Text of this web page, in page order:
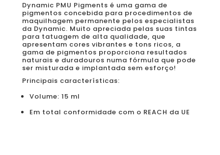
Dynamic PMU Pigments é uma gama de
pigmentos concebida para procedimentos de
maquilhagem permanente pelos especialistas
da Dynamic. Muito apreciada pelas suas tintas
para tatuagem de alta qualidade, que
apresentam cores vibrantes e tons ricos, a
gama de pigmentos proporciona resultados
naturais e duradouros numa fórmula que pode
ser misturada e implantada sem esforço!
Principais características:
Volume: 15 ml
Em total conformidade com o REACH da UE